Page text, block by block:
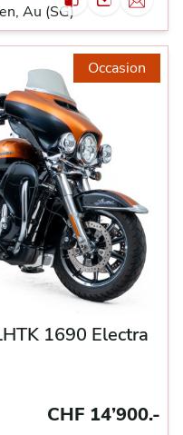
Au (SG)
Occasion
1690 Electra
CHF 14’900.-